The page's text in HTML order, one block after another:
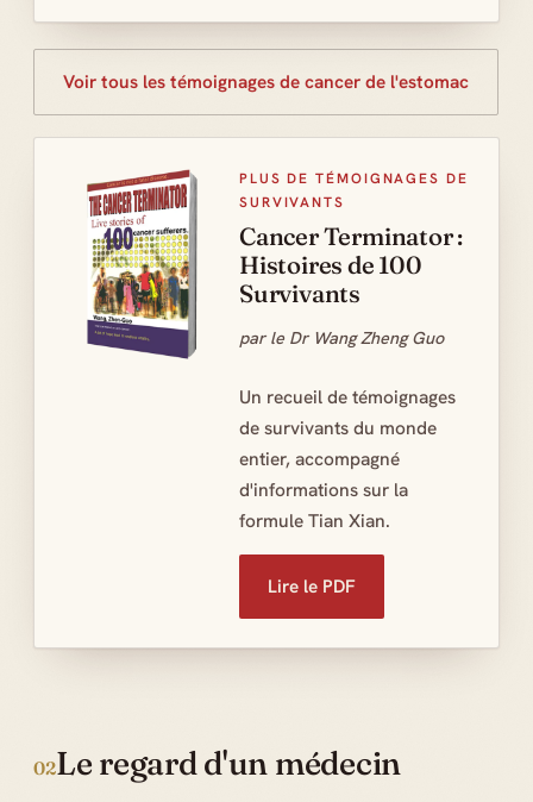
Voir tous les témoignages de cancer de l'estomac
PLUS DE TÉMOIGNAGES DE
SURVIVANTS
Cancer Terminator :
Histoires de 100
Survivants
par le Dr Wang Zheng Guo
Un recueil de témoignages
de survivants du monde
entier, accompagné
d'informations sur la
formule Tian Xian.
Lire le PDF
02Le regard d'un médecin